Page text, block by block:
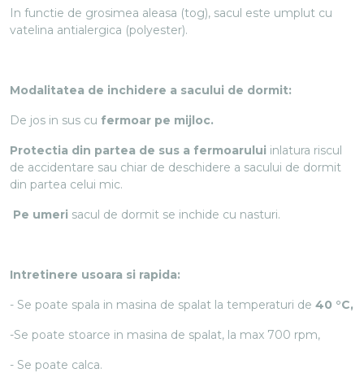
In functie de grosimea aleasa (tog), sacul este umplut cu
vatelina antialergica (polyester).
Modalitatea de inchidere a sacului de dormit:
De jos in sus cu fermoar pe mijloc.
Protectia din partea de sus a fermoarului inlatura riscul
de accidentare sau chiar de deschidere a sacului de dormit
din partea celui mic.
Pe umeri sacul de dormit se inchide cu nasturi.
Intretinere usoara si rapida:
- Se poate spala in masina de spalat la temperaturi de 40 °C,
-Se poate stoarce in masina de spalat, la max 700 rpm,
- Se poate calca.